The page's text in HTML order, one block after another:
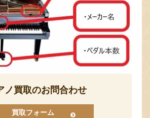
ノ買取のお問合わせ
買取フォーム